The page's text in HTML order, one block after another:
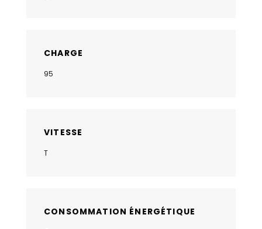
CHARGE
95
VITESSE
T
CONSOMMATION ÉNERGÉTIQUE